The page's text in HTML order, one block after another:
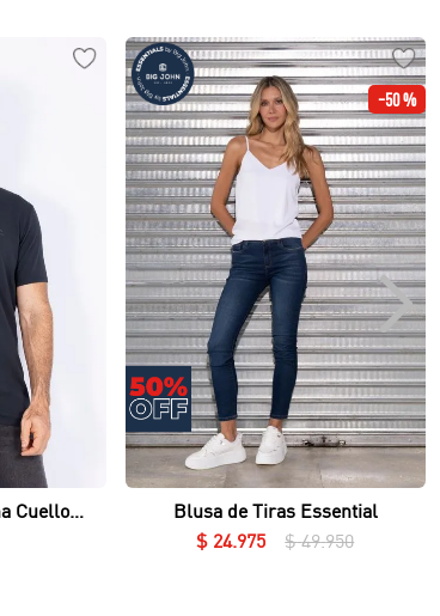
Cuello
-50 %
Vista rápida
Blusa de Tiras Essential
$ 24. 975 $ 49.950